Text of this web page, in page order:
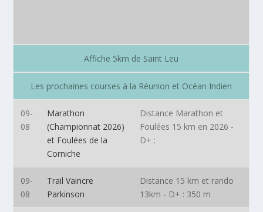
Affiche 5km de Saint Leu
Les prochaines courses à la Réunion et Océan Indien
09-
08
Marathon
(Championnat 2026)
et Foulées de la
Corniche
Distance Marathon et
Foulées 15 km en 2026 -
D+ :
09-
08
Trail Vaincre
Parkinson
Distance 15 km et rando
13km - D+ : 350 m